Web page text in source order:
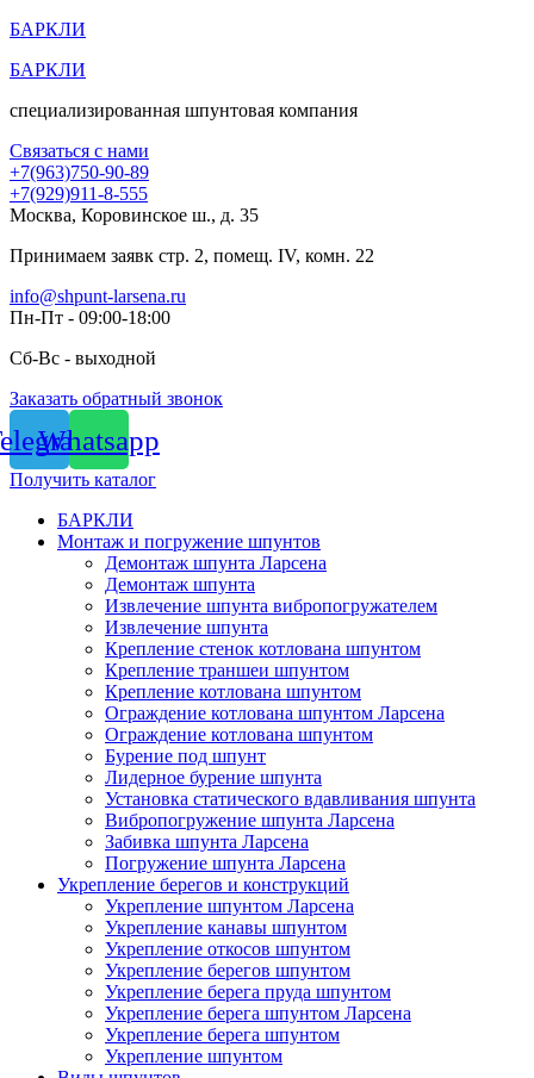
Перейти
содержимому
БАРКЛИ
БАРКЛИ
специализированная шпунтовая компания
Связаться с нами
+7(963)750-90-89
+7(929)911-8-555
Москва, Коровинское ш., д. 35
Принимаем заявк стр. 2, помещ. IV, комн. 22
info@shpunt-larsena.ru
Пн-Пт - 09:00-18:00
Сб-Вс - выходной
Заказать обратный звонок
Whatsapp
Получить каталог
БАРКЛИ
Монтаж и погружение шпунтов
Демонтаж шпунта Ларсена
Демонтаж шпунта
Извлечение шпунта вибропогружателем
Извлечение шпунта
Крепление стенок котлована шпунтом
Крепление траншеи шпунтом
Крепление котлована шпунтом
Ограждение котлована шпунтом Ларсена
Ограждение котлована шпунтом
Бурение под шпунт
Лидерное бурение шпунта
Установка статического вдавливания шпунта
Вибропогружение шпунта Ларсена
Забивка шпунта Ларсена
Погружение шпунта Ларсена
Укрепление берегов и конструкций
Укрепление шпунтом Ларсена
Укрепление канавы шпунтом
Укрепление откосов шпунтом
Укрепление берегов шпунтом
Укрепление берега пруда шпунтом
Укрепление берега шпунтом Ларсена
Укрепление берега шпунтом
Укрепление шпунтом